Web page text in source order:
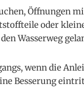
Öffnungen
oder
Wasserweg
wenn die
Besserung